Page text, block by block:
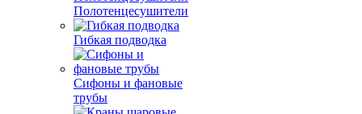
Полотенцесушители
Гибкая подводка
Сифоны и фановые
трубы